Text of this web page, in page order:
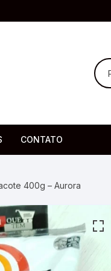
Headsets e Microfone
Cabos
Pilha. Bateria
Saúde
moda
CONTATO
400g – Aurora